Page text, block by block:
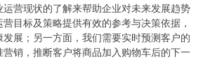
营现状的了解来帮助企业对未来发展趋势
目标及策略提供有效的参考与决策依据，
展；另一方面，我们需要实时预测客户的
销，推断客户将商品加入购物车后的下一